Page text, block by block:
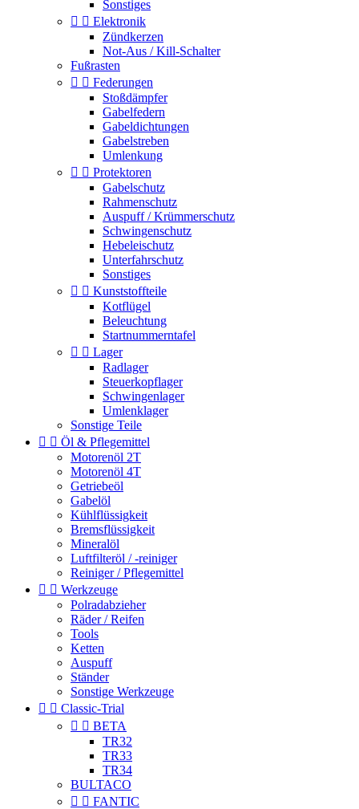
Sonstiges
  Elektronik
Zündkerzen
Not-Aus / Kill-Schalter
Fußrasten
  Federungen
Stoßdämpfer
Gabelfedern
Gabeldichtungen
Gabelstreben
Umlenkung
  Protektoren
Gabelschutz
Rahmenschutz
Auspuff / Krümmerschutz
Schwingenschutz
Hebeleischutz
Unterfahrschutz
Sonstiges
  Kunststoffteile
Kotflügel
Beleuchtung
Startnummerntafel
  Lager
Radlager
Steuerkopflager
Schwingenlager
Umlenklager
Sonstige Teile
  Öl & Pflegemittel
Motorenöl 2T
Motorenöl 4T
Getriebeöl
Gabelöl
Kühlflüssigkeit
Bremsflüssigkeit
Mineralöl
Luftfilteröl / -reiniger
Reiniger / Pflegemittel
  Werkzeuge
Polradabzieher
Räder / Reifen
Tools
Ketten
Auspuff
Ständer
Sonstige Werkzeuge
  Classic-Trial
  BETA
TR32
TR33
TR34
BULTACO
  FANTIC